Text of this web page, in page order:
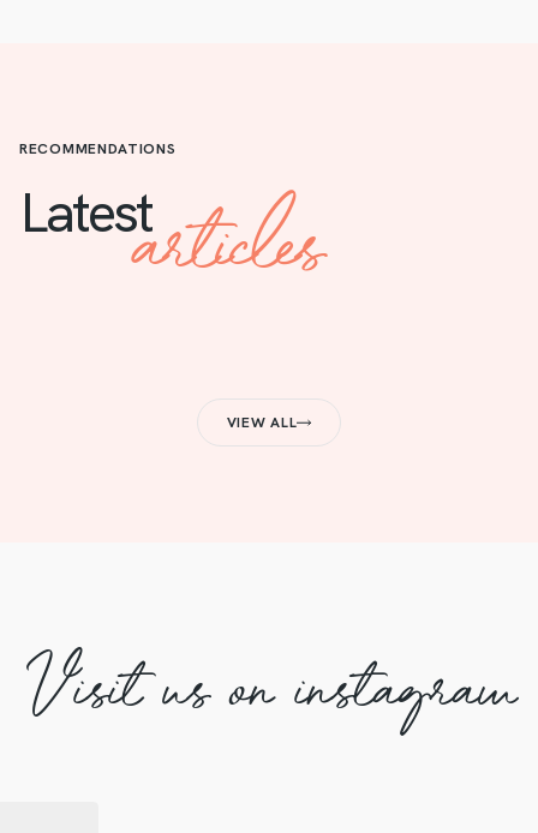
RECOMMENDATIONS
Latestarticles
VIEW ALL
Visit us on instagram